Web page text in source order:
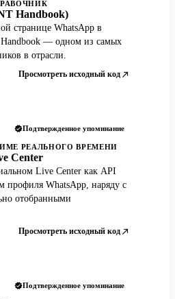
Handbook)
странице WhatsApp в
— одном из самых
в отрасли.
Просмотреть исходный код
Подтвержденное упоминание
РЕАЛЬНОГО ВРЕМЕНИ
Center
Live Center как API
профиля WhatsApp, наряду с
отобранными
Просмотреть исходный код
Подтвержденное упоминание